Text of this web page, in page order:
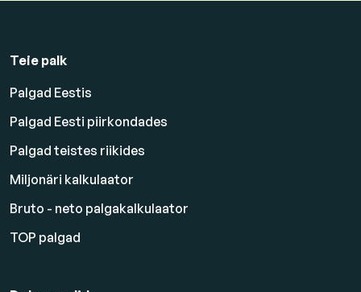
Teie palk
Palgad Eestis
Palgad Eesti piirkondades
Palgad teistes riikides
Miljonäri kalkulaator
Bruto - neto palgakalkulaator
TOP palgad